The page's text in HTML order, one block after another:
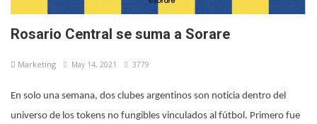
Rosario Central se suma a Sorare
Marketíng May 14, 2021 3779
En solo una semana, dos clubes argentinos son noticia dentro del
universo de los tokens no fungibles vinculados al fútbol. Primero fue